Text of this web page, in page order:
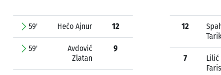
59' Hećo Ajnur 12
59'
Avdović
Zlatan
9
12
Tarik
7
Lilić
Faris